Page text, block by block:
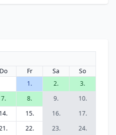
Do Fr Sa
So
1.
2.
3.
7. 8. 9.
10.
14. 15. 16.
17.
22. 23.
24.